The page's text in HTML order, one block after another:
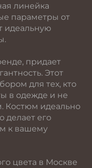
линейка
параметры от
идеальную
придает
Этот
для тех, кто
в одежде и не
Костюм идеально
делает его
к вашему
цвета в Москве